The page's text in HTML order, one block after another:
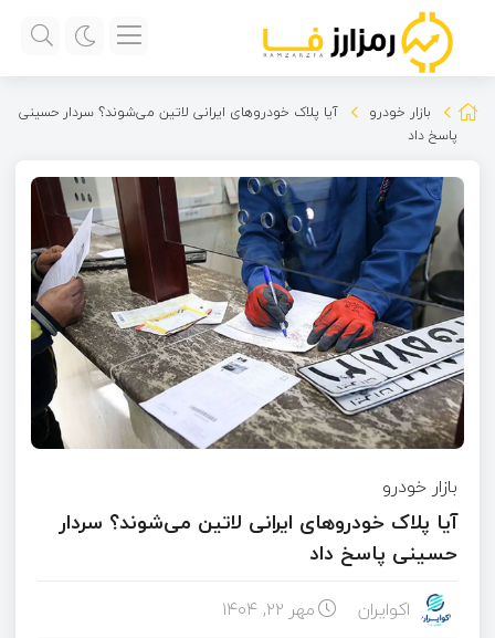
بازار خودرو
آیا پلاک خودروهای ایرانی لاتین می‌شوند؟ سردار حسینی
پاسخ داد
بازار خودرو
آیا پلاک خودروهای ایرانی لاتین می‌شوند؟ سردار
حسینی پاسخ داد
اکوایران مهر ۲۲, ۱۴۰۴